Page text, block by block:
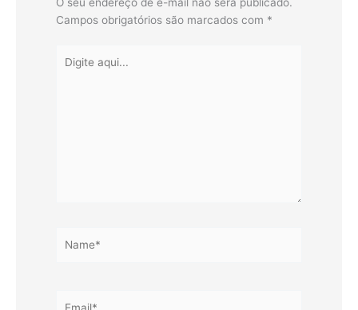
Campos obrigatórios são marcados com *
aqui...